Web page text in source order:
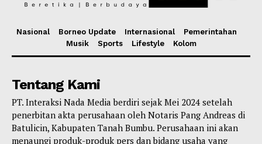
Nasional Borneo Update Internasional
Pemerintahan
Musik
Sports Lifestyle Kolom
Tentang Kami
PT. Interaksi Nada Media berdiri sejak Mei 2024 setelah
penerbitan akta perusahaan oleh Notaris Pang Andreas di
Batulicin, Kabupaten Tanah Bumbu. Perusahaan ini akan
menaungi produk-produk pers dan bidang usaha yang